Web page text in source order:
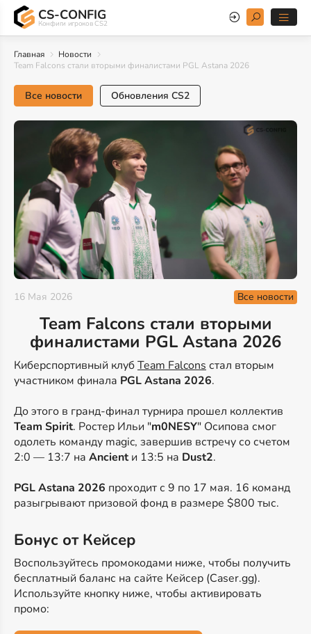
CS-CONFIG
Конфиги игроков CS2
Главная
Новости
Team Falcons стали вторыми финалистами PGL Astana 2026
Все новости Обновления CS2
16 Мая 2026 Все новости
Team Falcons стали вторыми
финалистами PGL Astana 2026
Киберспортивный клубTeam Falconsстал вторым
участником финала PGL Astana 2026.
До этого в гранд-финал турнира прошел коллектив
Team Spirit. Ростер Ильи "m0NESY" Осипова смог
одолеть команду magic, завершив встречу со счетом
2:0 — 13:7 на Ancientи 13:5 на Dust2.
PGL Astana 2026 проходит с 9 по 17 мая. 16 команд
разыгрывают призовой фонд в размере $800 тыс.
Бонус от Кейсер
Воспользуйтесь промокодами ниже, чтобы получить
бесплатный баланс на сайте Кейсер (Caser.gg).
Используйте кнопку ниже, чтобы активировать
промо: